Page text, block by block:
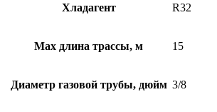
Хладагент R32
Max длина трассы, м 15
Диаметр газовой трубы, дюйм 3/8